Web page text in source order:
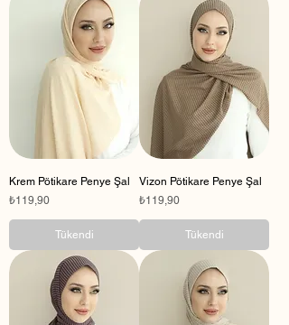
Krem Pötikare Penye Şal
Fiyat
₺119,90
Tükendi
Vizon Pötikare Penye Şal
Fiyat
₺119,90
Tükendi